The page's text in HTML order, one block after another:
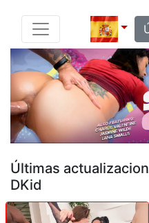
Últimas
DKid